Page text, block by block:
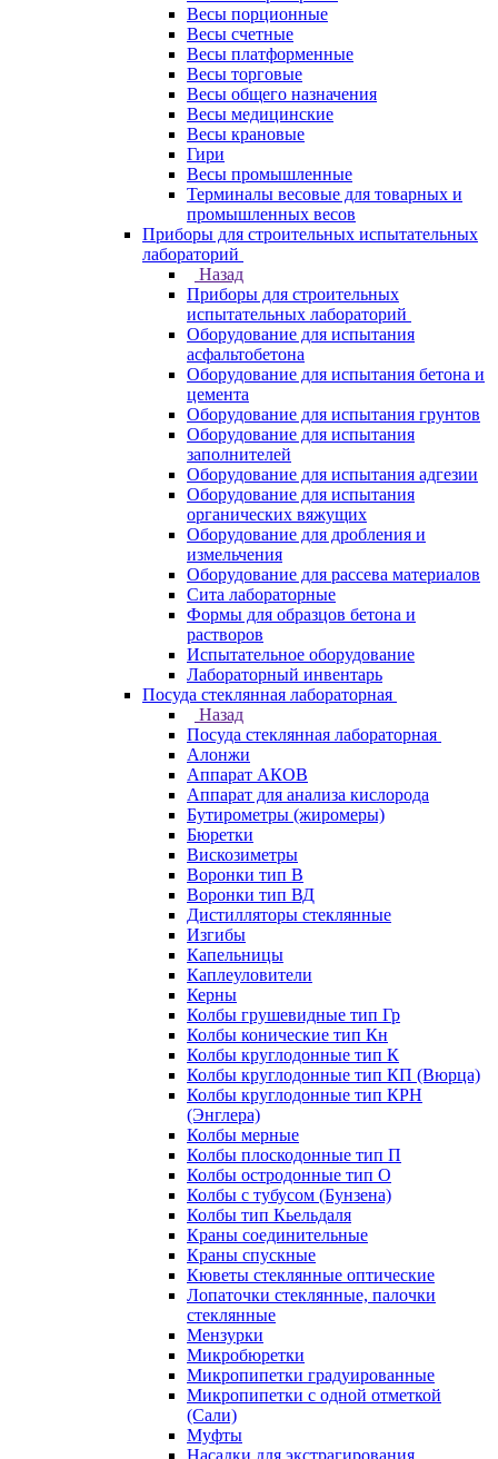
Весы порционные
Весы счетные
Весы платформенные
Весы торговые
Весы общего назначения
Весы медицинские
Весы крановые
Гири
Весы промышленные
Терминалы весовые для товарных и
промышленных весов
Приборы для строительных испытательных
лабораторий
Назад
Приборы для строительных
испытательных лабораторий
Оборудование для испытания
асфальтобетона
Оборудование для испытания бетона и
цемента
Оборудование для испытания грунтов
Оборудование для испытания
заполнителей
Оборудование для испытания адгезии
Оборудование для испытания
органических вяжущих
Оборудование для дробления и
измельчения
Оборудование для рассева материалов
Сита лабораторные
Формы для образцов бетона и
растворов
Испытательное оборудование
Лабораторный инвентарь
Посуда стеклянная лабораторная
Назад
Посуда стеклянная лабораторная
Алонжи
Аппарат АКОВ
Аппарат для анализа кислорода
Бутирометры (жиромеры)
Бюретки
Вискозиметры
Воронки тип В
Воронки тип ВД
Дистилляторы стеклянные
Изгибы
Капельницы
Каплеуловители
Керны
Колбы грушевидные тип Гр
Колбы конические тип Кн
Колбы круглодонные тип К
Колбы круглодонные тип КП (Вюрца)
Колбы круглодонные тип КРН
(Энглера)
Колбы мерные
Колбы плоскодонные тип П
Колбы остродонные тип О
Колбы с тубусом (Бунзена)
Колбы тип Кьельдаля
Краны соединительные
Краны спускные
Кюветы стеклянные оптические
Лопаточки стеклянные, палочки
стеклянные
Мензурки
Микробюретки
Микропипетки градуированные
Микропипетки с одной отметкой
(Сали)
Муфты
Насадки для экстрагирования